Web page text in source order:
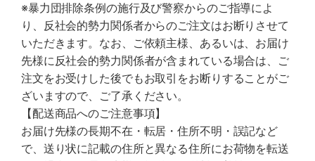
※暴力団排除条例の施行及び警察からのご指導によ
り、反社会的勢力関係者からのご注文はお断りさせて
いただきます。なお、ご依頼主様、あるいは、お届け
先様に反社会的勢力関係者が含まれている場合は、ご
注文をお受けした後でもお取引をお断りすることがご
ざいますので、ご了承ください。
【配送商品へのご注意事項】
お届け先様の長期不在・転居・住所不明・誤記など
で、送り状に記載の住所と異なる住所にお荷物を転送